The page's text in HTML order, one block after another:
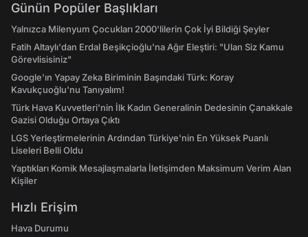
Günün Popüler Başlıkları
Yalnızca Milenyum Çocukları 2000'lilerin Çok İyi Bildiği Şeyler
Fatih Altaylı'dan Erdal Beşikçioğlu'na Ağır Eleştiri: "Ulan Siz Kamu
Görevlisisiniz"
Google'ın Yapay Zeka Biriminin Başındaki Türk: Koray
Kavukçuoğlu'nu Tanıyalım!
Türk Hava Kuvvetleri'nin İlk Kadın Generalinin Dedesinin Çanakkale
Gazisi Olduğu Ortaya Çıktı
LGS Yerleştirmelerinin Ardından Türkiye'nin En Yüksek Puanlı
Liseleri Belli Oldu
Yaptıkları Komik Mesajlaşmalarla İletişimden Maksimum Verim Alan
Kişiler
Hızlı Erişim
Hava Durumu